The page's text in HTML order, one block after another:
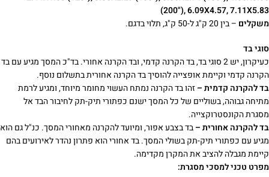
(200"), 6.09X4.57, 7.11X5.83
משקלים – בין 20 ק"ג ל-50 ק"ג, תלוי בדגם.
סוגי בד
כעיקרון, יש 2 סוגי בד, בד הקרנה קדמי, ובד הקרנה אחורי. בד"כ המסך מגיע עם בד
הקרנה קדמי וקיימת אופצייה להוסיך בד הקרנה אחורית בתשלום נוסף.
בד להקרנה קדמית –זהו בד הקרנה נמתח העשוי מחומר מיוחד, ומגיע לרמת
מתיחה גבוהה, בשוליים של כל המסך ישנם כפתורי תיק-תק לחיבור הבד אל
מסגרת הקונסטרוקצייה.
בד להקרנה אחורית –בד בצבע אפור, ומיועד להקרנה מאחורי המסך. כנ"ל גם הוא
מגיע עם כפתורי תיק-תק בשולי המסך. בד אחורי הוא פתרון נהדר לאירועים בהם
קיימת מגבלה להציב את המקרן מקדימה.
מפרט טכני למסכי מסגרת: